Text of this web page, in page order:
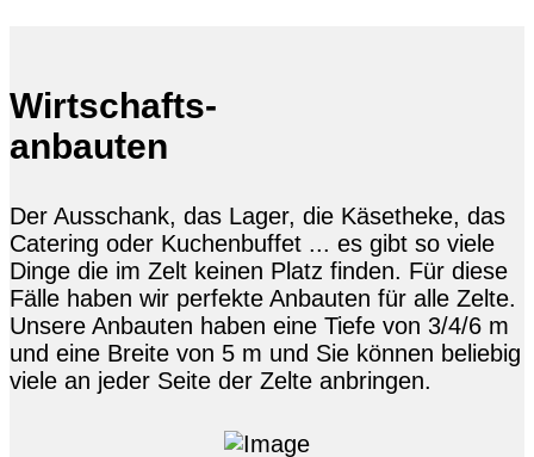
Wirtschafts-
anbauten
Der Ausschank, das Lager, die Käsetheke, das
Catering oder Kuchenbuffet ... es gibt so viele
Dinge die im Zelt keinen Platz finden. Für diese
Fälle haben wir perfekte Anbauten für alle Zelte.
Unsere Anbauten haben eine Tiefe von 3/4/6 m
und eine Breite von 5 m und Sie können beliebig
viele an jeder Seite der Zelte anbringen.